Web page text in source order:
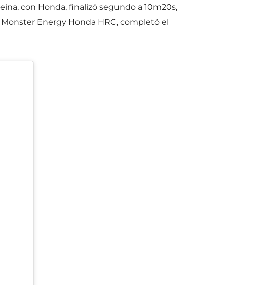
con Honda, finalizó segundo a 10m20s,
Energy Honda HRC, completó el